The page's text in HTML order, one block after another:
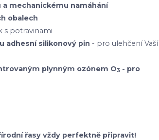
mechanickému namáhání
obalech
s potravinami
adhesní silikonový pin - pro ulehčení Vaší
plynným ozónem O3 - pro
řasy vždy perfektně připravit!